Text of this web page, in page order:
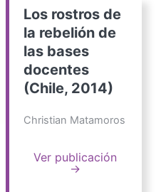
Los rostros de
la rebelión de
las bases
docentes
(Chile, 2014)
Christian Matamoros
Ver publicación
→